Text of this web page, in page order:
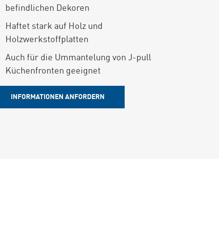
befindlichen Dekoren
Haftet stark auf Holz und
Holzwerkstoffplatten
Auch für die Ummantelung von J-pull
Küchenfronten geeignet
INFORMATIONEN ANFORDERN